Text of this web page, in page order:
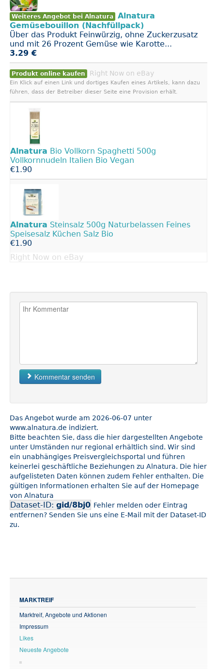
Weiteres Angebot bei Alnatura
Alnatura
Gemüsebouillon (Nachfüllpack)
Über das Produkt Feinwürzig, ohne Zuckerzusatz
und mit 26 Prozent Gemüse wie Karotte...
3.29 €
Produkt online kaufen Right Now on eBay
Ein Klick auf einen Link und dortiges Kaufen eines Artikels, kann dazu
führen, dass der Betreiber dieser Seite eine Provision erhält.
Alnatura Bio Vollkorn Spaghetti 500g
Vollkornnudeln Italien Bio Vegan
€1.90
Alnatura Steinsalz 500g Naturbelassen Feines
Speisesalz Küchen Salz Bio
€1.90
Right Now on eBay
Kommentar senden
Das Angebot wurde am 2026-06-07 unter
www.alnatura.de indiziert.
Bitte beachten Sie, dass die hier dargestellten Angebote
unter Umständen nur regional erhältlich sind. Wir sind
ein unabhängiges Preisvergleichsportal und führen
keinerlei geschäftliche Beziehungen zu Alnatura. Die hier
aufgelisteten Daten können zudem Fehler enthalten. Die
gültigen Informationen erhalten Sie auf der Homepage
von Alnatura
Dataset-ID: gid/8bj0 Fehler melden oder Eintrag
entfernen? Senden Sie uns eine E-Mail mit der Dataset-ID
zu.
MARKTREIF
Marktreif, Angebote und Aktionen
Impressum
Likes
Neueste Angebote